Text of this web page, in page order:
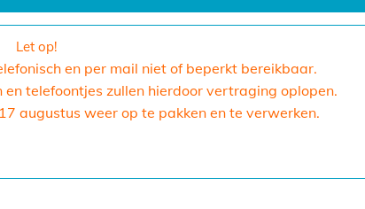
Let op!
en per mail niet of beperkt bereikbaar.
telefoontjes zullen hierdoor vertraging oplopen.
augustus weer op te pakken en te verwerken.